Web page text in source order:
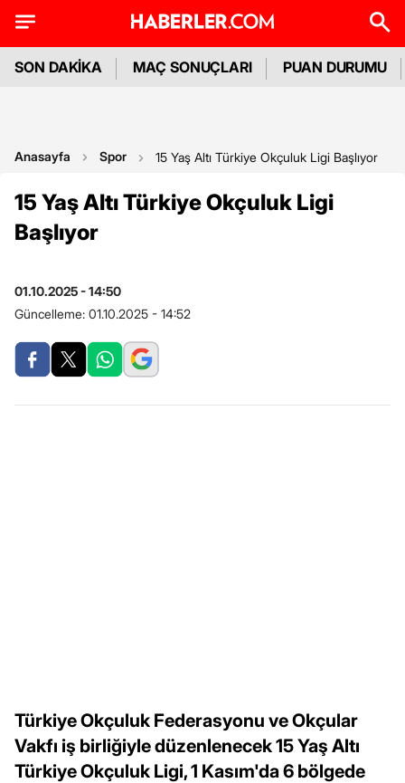
SON DAKİKA MAÇ SONUÇLARI PUAN DURUMU
Anasayfa Spor 15 Yaş Altı Türkiye Okçuluk Ligi Başlıyor
15 Yaş Altı Türkiye Okçuluk Ligi
Başlıyor
01.10.2025 - 14:50
Güncelleme: 01.10.2025 - 14:52
Türkiye Okçuluk Federasyonu ve Okçular
Vakfı iş birliğiyle düzenlenecek 15 Yaş Altı
Türkiye Okçuluk Ligi, 1 Kasım'da 6 bölgede